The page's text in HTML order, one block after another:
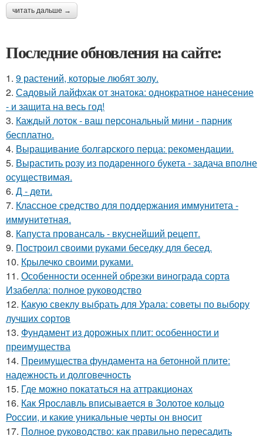
читать дальше →
Последние обновления на сайте:
1. 9 растений, которые любят золу.
2. Садовый лайфхак от знатока: однократное нанесение
- и защита на весь год!
3. Каждый лоток - ваш персональный мини - парник
бесплатно.
4. Выращивание болгарского перца: рекомендации.
5. Вырастить розу из подаренного букета - задача вполне
осуществимая.
6. Д - дeти.
7. Классное средство для поддержания иммунитета -
иммyнитeтнaя.
8. Капуста провансаль - вкуснейший рецепт.
9. Построил своими руками беседку для бесед.
10. Крылечко своими руками.
11. Особенности осенней обрезки винограда сорта
Изабелла: полное руководство
12. Какую свеклу выбрать для Урала: советы по выбору
лучших сортов
13. Фундамент из дорожных плит: особенности и
преимущества
14. Преимущества фундамента на бетонной плите:
надежность и долговечность
15. Где можно покататься на аттракционах
16. Как Ярославль вписывается в Золотое кольцо
России, и какие уникальные черты он вносит
17. Полное руководство: как правильно пересадить